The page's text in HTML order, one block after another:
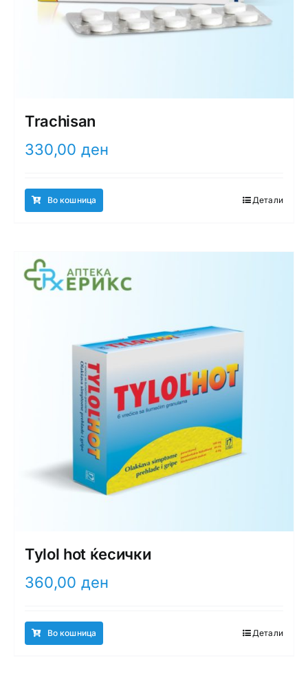
Trachisan
330,00 ден
Во кошница Детали
Tylol hot ќесички
360,00 ден
Во кошница Детали